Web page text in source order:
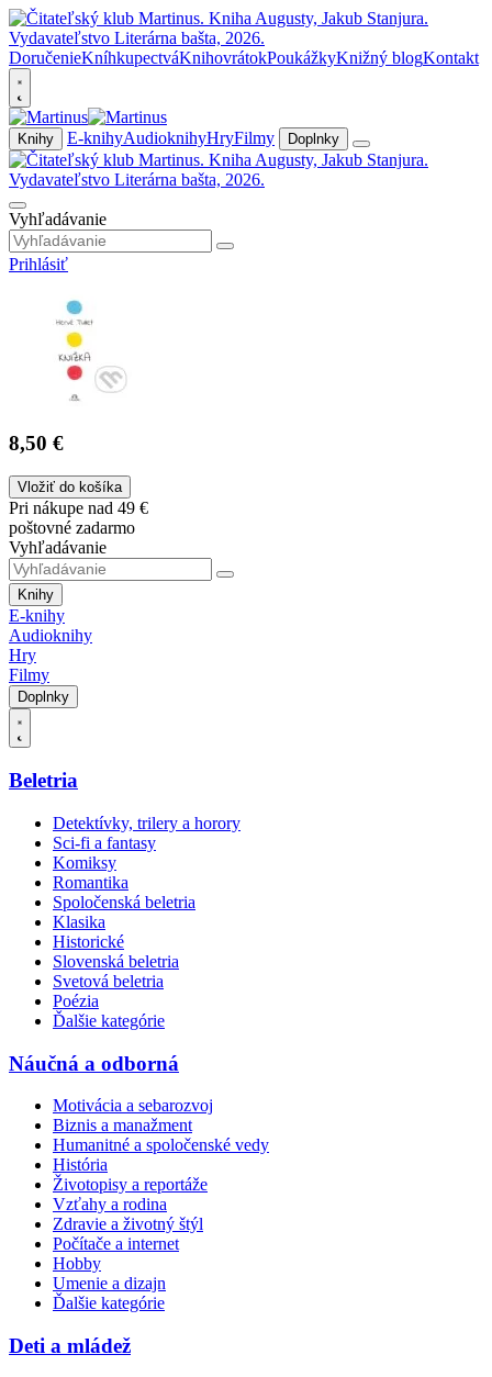
DoručenieKníhkupectváKnihovrátokPoukážkyKnižný blogKontakt
Knihy E-knihyAudioknihyHryFilmy Doplnky
Vyhľadávanie
Prihlásiť
8,50 €
Vložiť do košíka
Pri nákupe nad 49 €
poštovné zadarmo
Vyhľadávanie
Knihy
E-knihy
Audioknihy
Hry
Filmy
Doplnky
Beletria
Detektívky, trilery a horory
Sci-fi a fantasy
Komiksy
Romantika
Spoločenská beletria
Klasika
Historické
Slovenská beletria
Svetová beletria
Poézia
Ďalšie kategórie
Náučná a odborná
Motivácia a sebarozvoj
Biznis a manažment
Humanitné a spoločenské vedy
História
Životopisy a reportáže
Vzťahy a rodina
Zdravie a životný štýl
Počítače a internet
Hobby
Umenie a dizajn
Ďalšie kategórie
Deti a mládež